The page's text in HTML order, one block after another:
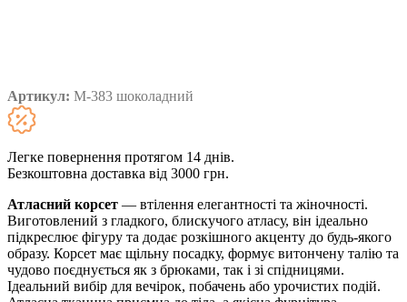
Артикул: М-383 шоколадний
Легке повернення протягом 14 днів.
Безкоштовна доставка від 3000 грн.
Атласний корсет — втілення елегантності та жіночності.
Виготовлений з гладкого, блискучого атласу, він ідеально
підкреслює фігуру та додає розкішного акценту до будь-якого
образу. Корсет має щільну посадку, формує витончену талію та
чудово поєднується як з брюками, так і зі спідницями.
Ідеальний вибір для вечірок, побачень або урочистих подій.